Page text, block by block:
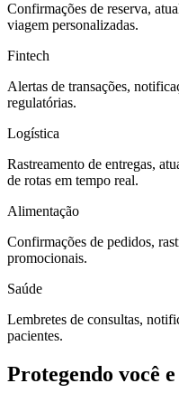
Confirmações de reserva,
viagem personalizadas.
Fintech
Alertas de transações,
regulatórias.
Logística
Rastreamento de entregas,
de rotas em tempo real.
Alimentação
Confirmações de pedidos,
promocionais.
Saúde
Lembretes de consultas,
pacientes.
Protegendo você